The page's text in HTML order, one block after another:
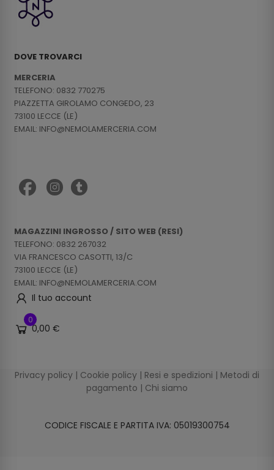
DOVE TROVARCI
MERCERIA
TELEFONO: 0832 770275
PIAZZETTA GIROLAMO CONGEDO, 23
73100 LECCE (LE)
EMAIL: INFO@NEMOLAMERCERIA.COM
MAGAZZINI INGROSSO / SITO WEB (RESI)
TELEFONO: 0832 267032
VIA FRANCESCO CASOTTI, 13/C
73100 LECCE (LE)
EMAIL: INFO@NEMOLAMERCERIA.COM
Il tuo account
0
0,00 €
Privacy policy | Cookie policy | Resi e spedizioni | Metodi di
pagamento | Chi siamo
CODICE FISCALE E PARTITA IVA: 05019300754